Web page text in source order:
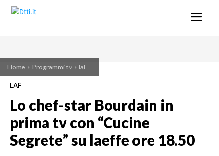
Home Programmi tv laF
LAF
Lo chef-star Bourdain in
prima tv con “Cucine
Segrete” su laeffe ore 18.50